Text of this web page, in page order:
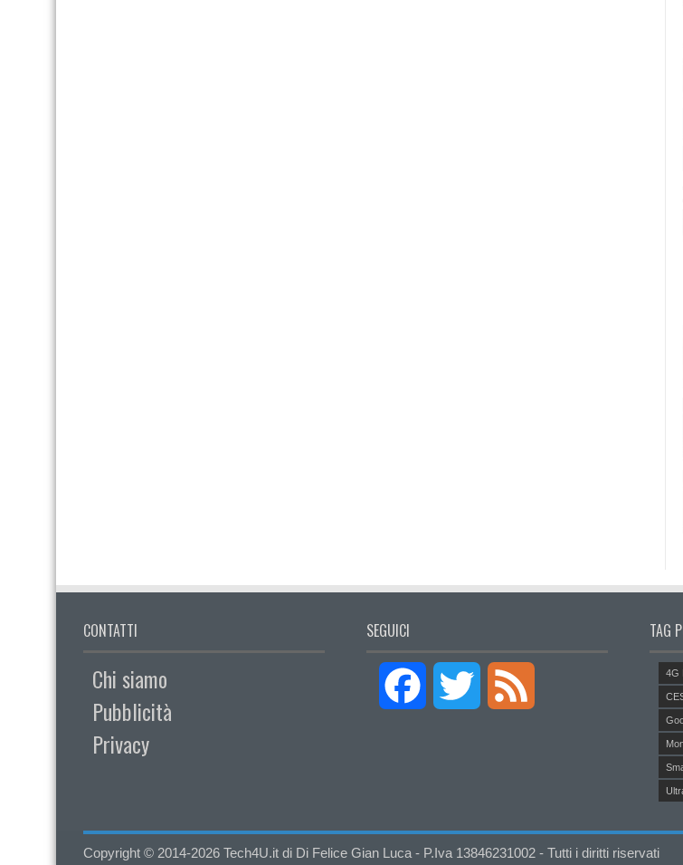
CONTATTI
Chi siamo
Pubblicità
Privacy
SEGUICI
Facebook Twitter
TAG
4G
Copyright © 2014-2026 Tech4U.it di Di Felice Gian Luca - P.Iva 13846231002 - Tutti i diritti riservati